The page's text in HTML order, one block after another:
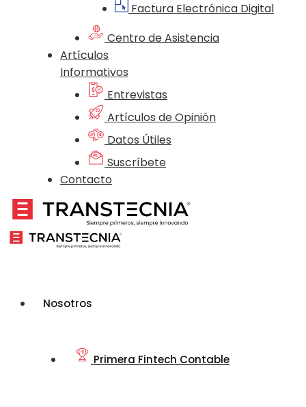
Factura Electrónica Digital
Centro de Asistencia
Artículos
Informativos
Entrevistas
Artículos de Opinión
Datos Útiles
Suscríbete
Contacto
Nosotros
Primera Fintech Contable